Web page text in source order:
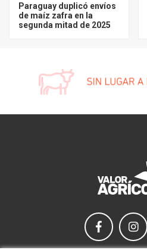
Paraguay duplicó envíos
de maíz zafra en la
segunda mitad de 2025